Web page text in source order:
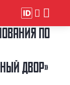
ПО
ДВОР»